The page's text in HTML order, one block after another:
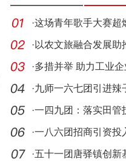
·这场青年歌手大赛超
· 以农文旅融合发展助
·多措并举 助力工业企
·九师一六七团引进辣
·一四九团：落实田管
业丰收
·一八六团招商引资投
雁北商
·五十一团唐驿镇创新